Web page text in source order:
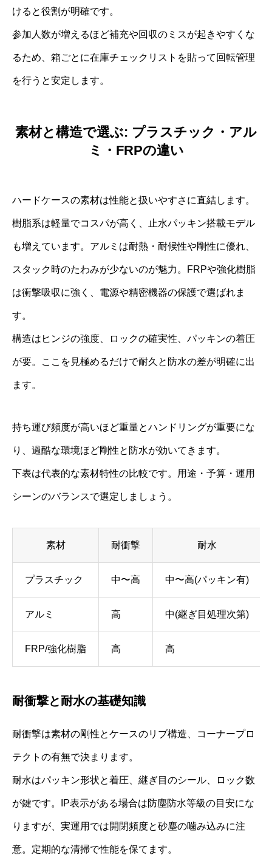
けると役割が明確です。
参加人数が増えるほど補充や回収のミスが起きやすくな
るため、箱ごとに在庫チェックリストを貼って回転管理
を行うと安定します。
素材と構造で選ぶ: プラスチック・アル
ミ・FRPの違い
ハードケースの素材は性能と扱いやすさに直結します。
樹脂系は軽量でコスパが高く、止水パッキン搭載モデル
も増えています。アルミは耐熱・耐候性や剛性に優れ、
スタック時のたわみが少ないのが魅力。FRPや強化樹脂
は衝撃吸収に強く、電源や精密機器の保護で選ばれま
す。
構造はヒンジの強度、ロックの確実性、パッキンの着圧
が要。ここを見極めるだけで耐久と防水の差が明確に出
ます。
持ち運び頻度が高いほど重量とハンドリングが重要にな
り、過酷な環境ほど剛性と防水が効いてきます。
下表は代表的な素材特性の比較です。用途・予算・運用
シーンのバランスで選定しましょう。
素材 耐衝撃 耐水
プラスチック 中〜高 中〜高(パッキン有)
アルミ 高 中(継ぎ目処理次第)
FRP/強化樹脂 高 高
耐衝撃と耐水の基礎知識
耐衝撃は素材の剛性とケースのリブ構造、コーナープロ
テクトの有無で決まります。
耐水はパッキン形状と着圧、継ぎ目のシール、ロック数
が鍵です。IP表示がある場合は防塵防水等級の目安にな
りますが、実運用では開閉頻度と砂塵の噛み込みに注
意。定期的な清掃で性能を保てます。